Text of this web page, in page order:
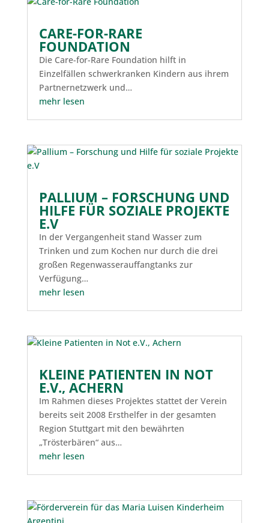
CARE-FOR-RARE
FOUNDATION
Die Care-for-Rare Foundation hilft in
Einzelfällen schwerkranken Kindern aus ihrem
Partnernetzwerk und…
mehr lesen
PALLIUM – FORSCHUNG UND
HILFE FÜR SOZIALE PROJEKTE
E.V
In der Vergangenheit stand Wasser zum
Trinken und zum Kochen nur durch die drei
großen Regenwasserauffangtanks zur
Verfügung…
mehr lesen
KLEINE PATIENTEN IN NOT
E.V., ACHERN
Im Rahmen dieses Projektes stattet der Verein
bereits seit 2008 Ersthelfer in der gesamten
Region Stuttgart mit den bewährten
„Trösterbären“ aus…
mehr lesen